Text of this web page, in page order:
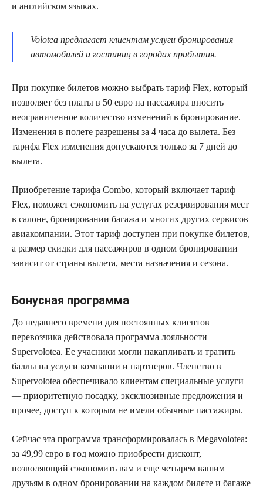
и английском языках.
Volotea предлагает клиентам услуги бронирования
автомобилей и гостиниц в городах прибытия.
При покупке билетов можно выбрать тариф Flex, который
позволяет без платы в 50 евро на пассажира вносить
неограниченное количество изменений в бронирование.
Изменения в полете разрешены за 4 часа до вылета. Без
тарифа Flex изменения допускаются только за 7 дней до
вылета.
Приобретение тарифа Combo, который включает тариф
Flex, поможет сэкономить на услугах резервирования мест
в салоне, бронировании багажа и многих других сервисов
авиакомпании. Этот тариф доступен при покупке билетов,
а размер скидки для пассажиров в одном бронировании
зависит от страны вылета, места назначения и сезона.
Бонусная программа
До недавнего времени для постоянных клиентов
перевозчика действовала программа лояльности
Supervolotea. Ее учасники могли накапливать и тратить
баллы на услуги компании и партнеров. Членство в
Supervolotea обеспечивало клиентам специальные услуги
— приоритетную посадку, эксклюзивные предложения и
прочее, доступ к которым не имели обычные пассажиры.
Сейчас эта программа трансформировалась в Megavolotea:
за 49,99 евро в год можно приобрести дисконт,
позволяющий сэкономить вам и еще четырем вашим
друзьям в одном бронировании на каждом билете и багаже